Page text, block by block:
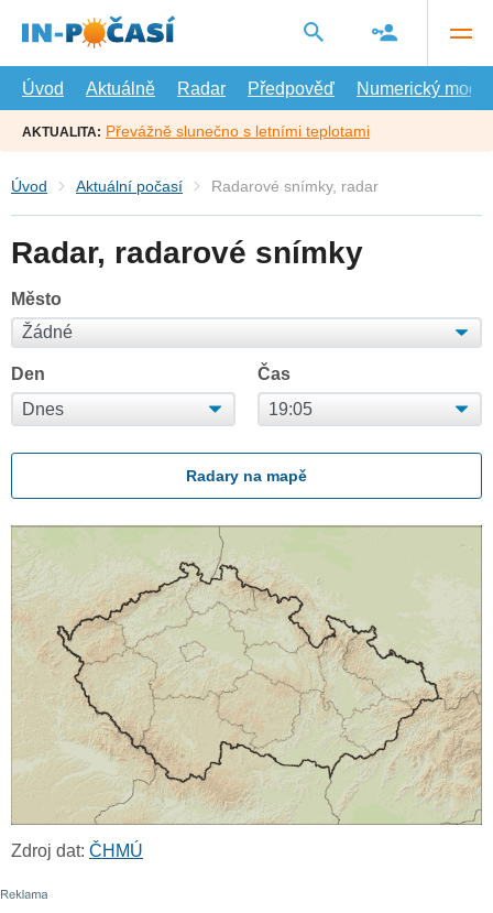
hlavní
Úvod
Aktuálně Radar Předpověď Numerický model
AKTUALITA: Převážně slunečno s letními teplotami
Úvod Aktuální počasí Radarové snímky, radar
Radar, radarové snímky
Město
Den Čas
Radary na mapě
Zdroj dat: ČHMÚ